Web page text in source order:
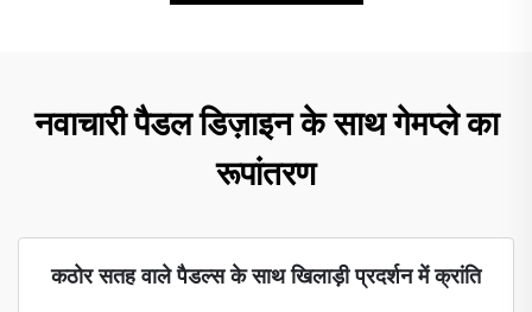
नवाचारी पैडल डिज़ाइन के साथ गेमप्ले का
रूपांतरण
कठोर सतह वाले पैडल्स के साथ खिलाड़ी प्रदर्शन में क्रांति